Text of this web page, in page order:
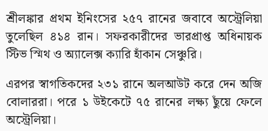
শ্রীলঙ্কার প্রথম ইনিংসের ২৫৭ রানের জবাবে অস্ট্রেলিয়া
তুলেছিল ৪১৪ রান। সফরকারীদের ভারপ্রাপ্ত অধিনায়ক
স্টিভ স্মিথ ও অ্যালেক্স ক্যারি হাঁকান সেঞ্চুরি।
এরপর স্বাগতিকদের ২৩১ রানে অলআউট করে দেন অজি
বোলাররা। পরে ১ উইকেটে ৭৫ রানের লক্ষ্য ছুঁয়ে ফেলে
অস্ট্রেলিয়া।